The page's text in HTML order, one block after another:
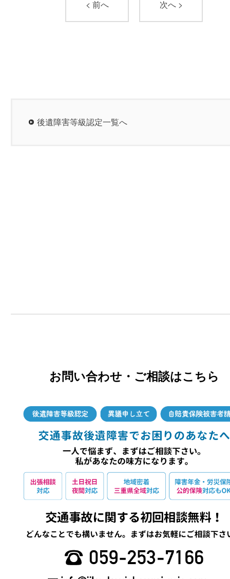
< 前へ 次へ >
後遺障害等級認定一覧へ
お問い合わせ・ご相談はこちら